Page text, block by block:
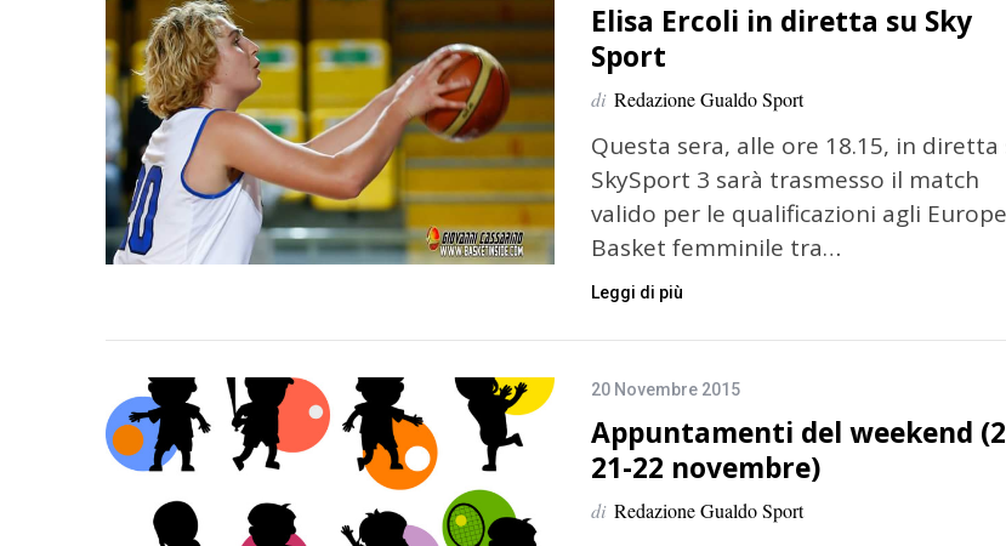
Elisa Ercoli in diretta su Sky
Sport
di Redazione Gualdo Sport
Questa sera, alle ore 18.15, in diretta
SkySport 3 sarà trasmesso il match
valido per le qualificazioni agli
Basket femminile tra…
Leggi di più
20 Novembre 2015
Appuntamenti del weekend
21-22 novembre)
di Redazione Gualdo Sport